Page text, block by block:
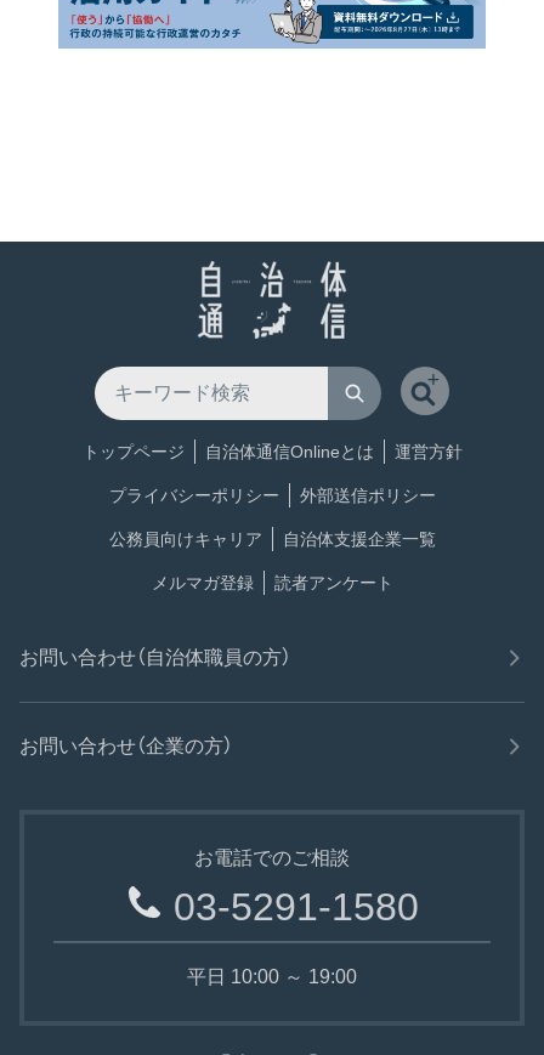
トップページ 自治体通信Onlineとは 運営方針
プライバシーポリシー 外部送信ポリシー
公務員向けキャリア 自治体支援企業一覧
メルマガ登録 読者アンケート
お問い合わせ（自治体職員の方）
お問い合わせ（企業の方）
お電話でのご相談
03-5291-1580
平日 10:00 ～ 19:00